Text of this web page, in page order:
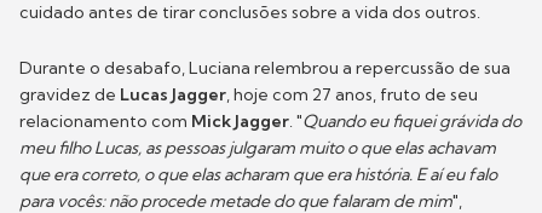
cuidado antes de tirar conclusões sobre a vida dos outros.
Durante o desabafo, Luciana relembrou a repercussão de sua
gravidez de Lucas Jagger, hoje com 27 anos, fruto de seu
relacionamento com Mick Jagger. "Quando eu fiquei grávida do
meu filho Lucas, as pessoas julgaram muito o que elas achavam
que era correto, o que elas acharam que era história. E aí eu falo
para vocês: não procede metade do que falaram de mim",